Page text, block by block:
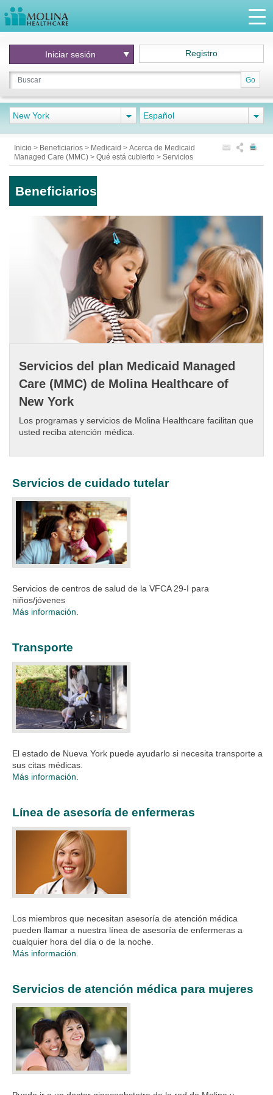
Go
Iniciar sesión Registro
New York Español
Inicio > Beneficiarios > Medicaid > Acerca de Medicaid
Managed Care (MMC) > Qué está cubierto > Servicios
Beneficiarios
Servicios del plan Medicaid Managed
Care (MMC) de Molina Healthcare of
New York
Los programas y servicios de Molina Healthcare facilitan que
usted reciba atención médica.
Servicios de cuidado tutelar
Servicios de centros de salud de la VFCA 29-I para
niños/jóvenes
Más información.
Transporte
El estado de Nueva York puede ayudarlo si necesita transporte a
sus citas médicas.
Más información.
Línea de asesoría de enfermeras
Los miembros que necesitan asesoría de atención médica
pueden llamar a nuestra línea de asesoría de enfermeras a
cualquier hora del día o de la noche.
Más información.
Servicios de atención médica para mujeres